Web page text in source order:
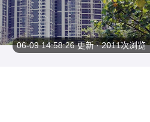
06-09 14:58:26更新 · 2011次浏览